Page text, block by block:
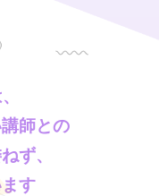
師との
ず、
す